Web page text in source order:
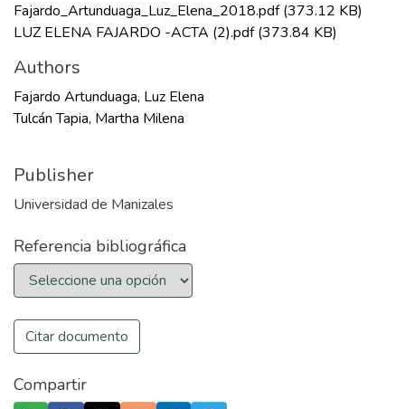
Fajardo_Artunduaga_Luz_Elena_2018.pdf(373.12 KB)
LUZ ELENA FAJARDO -ACTA (2).pdf(373.84 KB)
Authors
Fajardo Artunduaga, Luz Elena
Tulcán Tapia, Martha Milena
Publisher
Universidad de Manizales
Referencia bibliográfica
Citar documento
Compartir